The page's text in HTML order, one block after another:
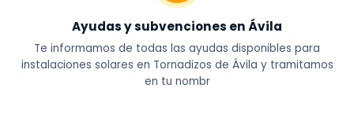
Ayudas y subvenciones en Ávila
Te informamos de todas las ayudas disponibles para
instalaciones solares en Tornadizos de Ávila y tramitamos
en tu nombr